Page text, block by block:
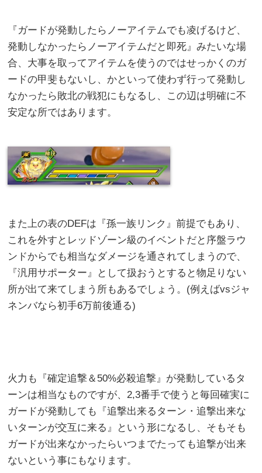
『ガードが発動したらノーアイテムでも凌げるけど、
発動しなかったらノーアイテムだと即死』みたいな場
合、大事を取ってアイテムを使うのではせっかくのガ
ードの甲斐もないし、かといって使わず行って発動し
なかったら敗北の戦犯にもなるし、この辺は明確に不
安定な所ではあります。
また上の表のDEFは『孫一族リンク』前提でもあり、
これを外すとレッドゾーン級のイベントだと序盤ラウ
ンドからでも相当なダメージを通されてしまうので、
『汎用サポーター』として扱おうとすると物足りない
所が出て来てしまう所もあるでしょう。(例えばvsジャ
ネンバなら初手6万前後通る)
火力も『確定追撃＆50%必殺追撃』が発動しているタ
ーンは相当なものですが、2,3番手で使うと毎回確実に
ガードが発動しても『追撃出来るターン・追撃出来な
いターンが交互に来る』という形になるし、そもそも
ガードが出来なかったらいつまでたっても追撃が出来
ないという事にもなります。